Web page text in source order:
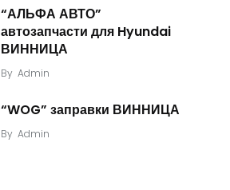
“АЛЬФА АВТО”
автозапчасти для Hyundai
ВИННИЦА
By Admin
“WOG” заправки ВИННИЦА
By Admin